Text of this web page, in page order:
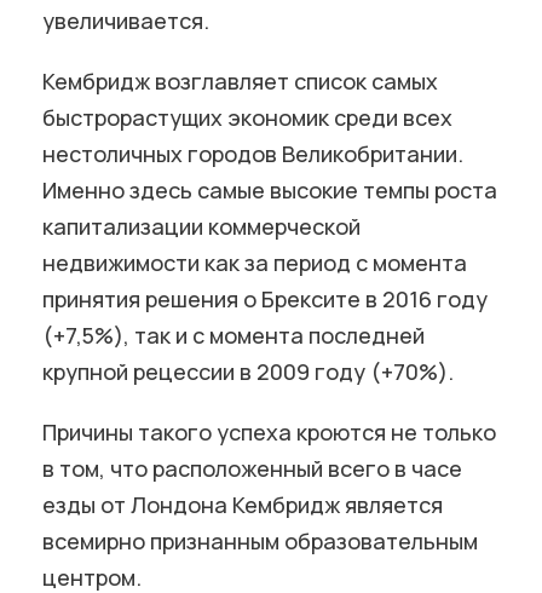
увеличивается.
Кембридж возглавляет список самых
быстрорастущих экономик среди всех
нестоличных городов Великобритании.
Именно здесь самые высокие темпы роста
капитализации коммерческой
недвижимости как за период с момента
принятия решения о Брексите в 2016 году
(+7,5%), так и с момента последней
крупной рецессии в 2009 году (+70%).
Причины такого успеха кроются не только
в том, что расположенный всего в часе
езды от Лондона Кембридж является
всемирно признанным образовательным
центром.